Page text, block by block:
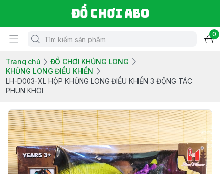
Đồ chơi ABO
0
Trang chủ
ĐỒ CHƠI KHỦNG LONG
KHỦNG LONG ĐIỀU KHIỂN
LH-D003-XL HỘP KHỦNG LONG ĐIỀU KHIỂN 3 ĐỘNG TÁC,
PHUN KHÓI